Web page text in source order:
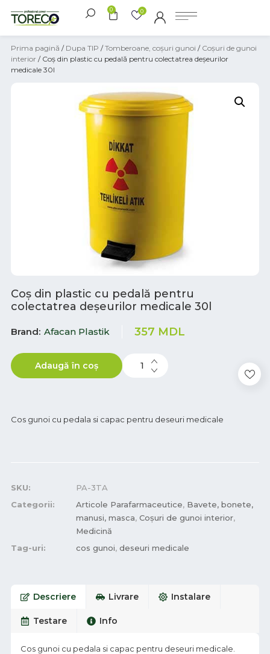
0 0
Prima pagină / Dupa TIP /Tomberoane, coșuri gunoi / Coșuri de gunoi
interior / Coș din plastic cu pedală pentru colectatrea deșeurilor
medicale 30l
Coș din plastic cu pedală pentru
colectatrea deșeurilor medicale 30l
Brand Afacan Plastik 357 MDL
Adaugă în coș
Cos gunoi cu pedala si capac pentru deseuri medicale
SKU:
PA-3TA
Categorii:
Articole Parafarmaceutice, Bavete, bonete,
manusi, masca, Coșuri de gunoi interior,
Medicină
Tag-uri:
cos gunoi, deseuri medicale
Descriere Livrare Instalare
Testare Info
Cos gunoi cu pedala si capac pentru deseuri medicale.